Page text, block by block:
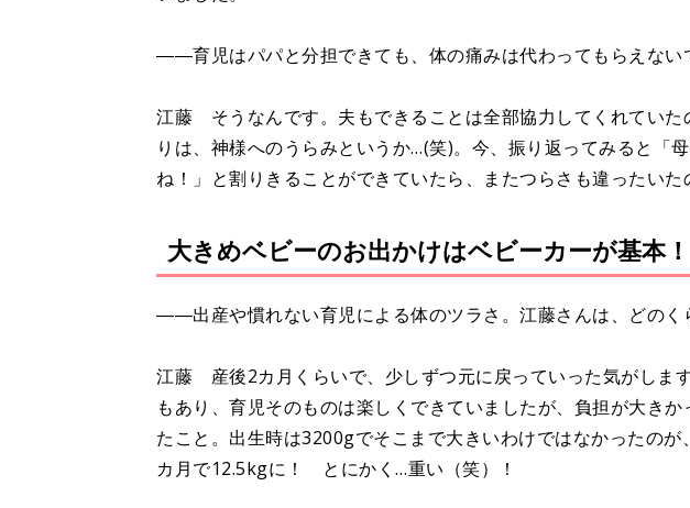
――育児はパパと分担できても、体の痛みは代わってもらえない
江藤 そうなんです。夫もできることは全部協力してくれていた
りは、神様へのうらみというか…(笑)。今、振り返ってみると「
ね！」と割りきることができていたら、またつらさも違ったいた
大きめベビーのお出かけはベビーカーが基本！
――出産や慣れない育児による体のツラさ。江藤さんは、どのく
江藤 産後2カ月くらいで、少しずつ元に戻っていった気がしま
もあり、育児そのものは楽しくできていましたが、負担が大き
たこと。出生時は3200gでそこまで大きいわけではなかったの
カ月で12.5kgに！ とにかく…重い（笑）！